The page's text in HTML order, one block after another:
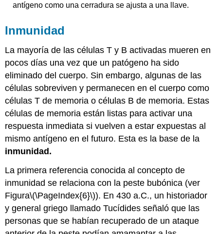
antígeno como una cerradura se ajusta a una llave.
Inmunidad
La mayoría de las células T y B activadas mueren en
pocos días una vez que un patógeno ha sido
eliminado del cuerpo. Sin embargo, algunas de las
células sobreviven y permanecen en el cuerpo como
células T de memoria o células B de memoria. Estas
células de memoria están listas para activar una
respuesta inmediata si vuelven a estar expuestas al
mismo antígeno en el futuro. Esta es la base de la
inmunidad.
La primera referencia conocida al concepto de
inmunidad se relaciona con la peste bubónica (ver
Figura\(\PageIndex{6}\)). En 430 a.C., un historiador
y general griego llamado Tucídides señaló que las
personas que se habían recuperado de un ataque